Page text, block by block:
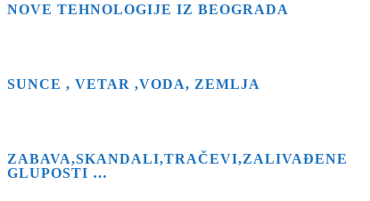
NOVE TEHNOLOGIJE IZ BEOGRADA
SUNCE , VETAR ,VODA, ZEMLJA
ZABAVA,SKANDALI,TRAČEVI,ZALIVAĐENE
GLUPOSTI …